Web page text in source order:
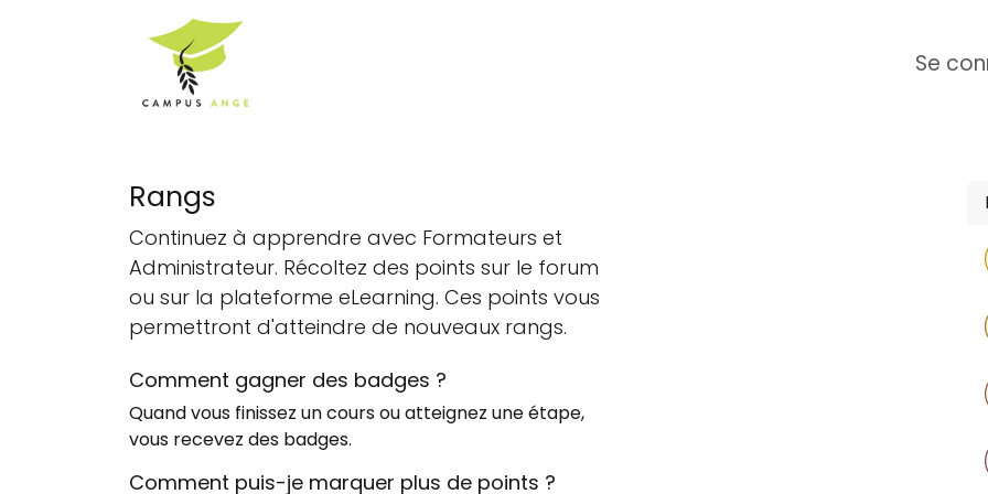
Campus AngeSe
Rangs
Continuez à apprendre avec Formateurs et
Administrateur. Récoltez des points sur le forum
ou sur la plateforme eLearning. Ces points vous
permettront d'atteindre de nouveaux rangs.
Comment gagner des badges ?
Quand vous finissez un cours ou atteignez une étape,
vous recevez des badges.
Comment puis-je marquer plus de points ?